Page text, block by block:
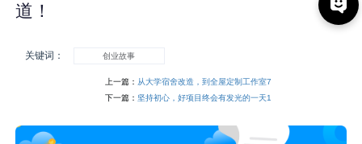
道！
关键词： 创业故事
上一篇： 从大学宿舍改造，到全屋定制工作室7
下一篇： 坚持初心，好项目终会有发光的一天1